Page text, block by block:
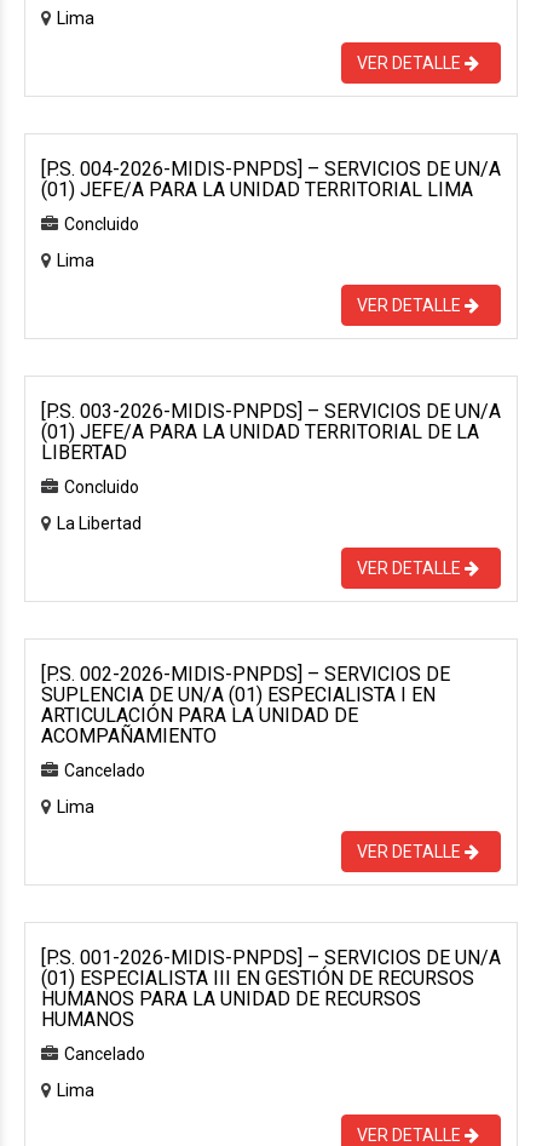
Lima
VER DETALLE
[P.S. 004-2026-MIDIS-PNPDS] – SERVICIOS DE UN/A
(01) JEFE/A PARA LA UNIDAD TERRITORIAL LIMA
Concluido
Lima
VER DETALLE
[P.S. 003-2026-MIDIS-PNPDS] – SERVICIOS DE UN/A
(01) JEFE/A PARA LA UNIDAD TERRITORIAL DE LA
LIBERTAD
Concluido
La Libertad
VER DETALLE
[P.S. 002-2026-MIDIS-PNPDS] – SERVICIOS DE
SUPLENCIA DE UN/A (01) ESPECIALISTA I EN
ARTICULACIÓN PARA LA UNIDAD DE
ACOMPAÑAMIENTO
Cancelado
Lima
VER DETALLE
[P.S. 001-2026-MIDIS-PNPDS] – SERVICIOS DE UN/A
(01) ESPECIALISTA III EN GESTIÓN DE RECURSOS
HUMANOS PARA LA UNIDAD DE RECURSOS
HUMANOS
Cancelado
Lima
VER DETALLE